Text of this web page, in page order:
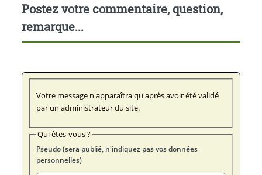
Postez votre commentaire, question,
remarque...
Votre message n'apparaîtra qu'après avoir été validé
par un administrateur du site.
Qui êtes-vous ?
Pseudo (sera publié, n'indiquez pas vos données
personnelles)